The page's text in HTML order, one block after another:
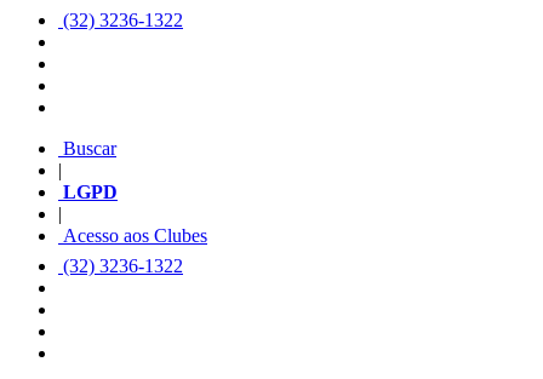
(32) 3236-1322
Buscar
|
LGPD
|
Acesso aos Clubes
(32) 3236-1322